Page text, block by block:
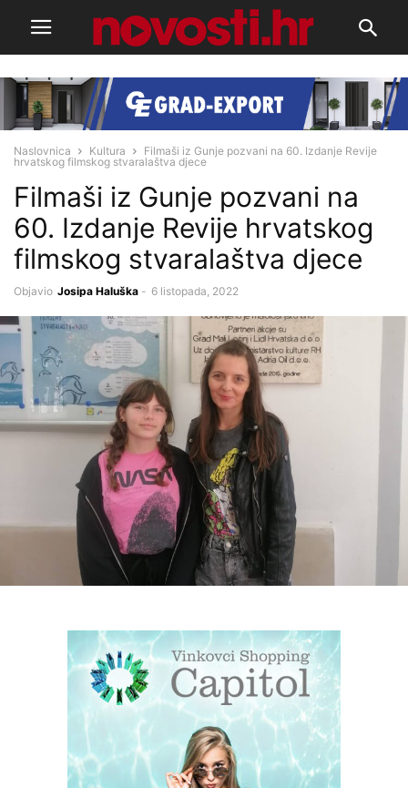
Naslovnica Kultura
Filmaši iz Gunje pozvani na 60. Izdanje Revije
hrvatskog filmskog stvaralaštva djece
Filmaši iz Gunje pozvani na
60. Izdanje Revije hrvatskog
filmskog stvaralaštva djece
Objavio Josipa Haluška - 6 listopada, 2022